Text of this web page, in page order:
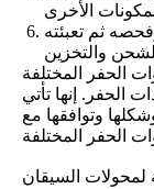
ثم تعبئته
الحفر المختلفة
الحفر. إنها تأتي
وتوافقها مع